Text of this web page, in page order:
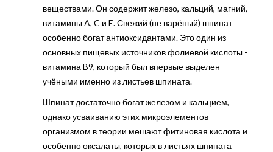
веществами. Он содержит железо, кальций, магний,
витамины A, C и E. Свежий (не варёный) шпинат
особенно богат антиоксидантами. Это один из
основных пищевых источников фолиевой кислоты -
витамина B9, который был впервые выделен
учёными именно из листьев шпината.
Шпинат достаточно богат железом и кальцием,
однако усваиванию этих микроэлементов
организмом в теории мешают фитиновая кислота и
особенно оксалаты, которых в листьях шпината